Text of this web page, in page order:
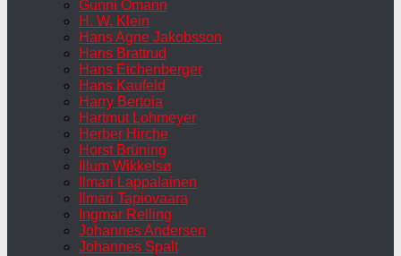
Gunni Omann
H. W. Klein
Hans Agne Jakobsson
Hans Brattrud
Hans Eichenberger
Hans Kaufeld
Harry Bertoia
Hartmut Lohmeyer
Herber Hirche
Horst Brüning
Illum Wikkelsø
Ilmari Lappalainen
Ilmari Tapiovaara
Ingmar Relling
Johannes Andersen
Johannes Spalt